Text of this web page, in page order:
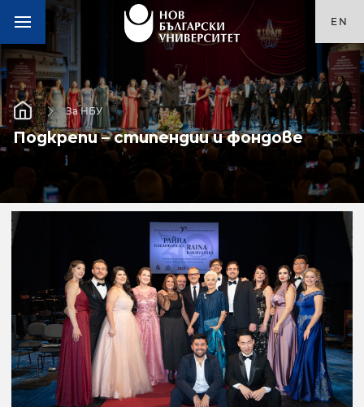
EN
За НБУ
Подкрепи – стипендии и фондове